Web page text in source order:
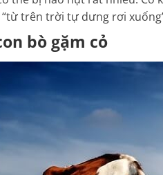
trên trời tự dưng rơi
bò gặm cỏ